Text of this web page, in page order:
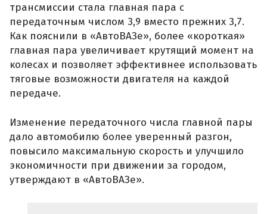
трансмиссии стала главная пара с
передаточным числом 3,9 вместо прежних 3,7.
Как пояснили в «АвтоВАЗе», более «короткая»
главная пара увеличивает крутящий момент на
колесах и позволяет эффективнее использовать
тяговые возможности двигателя на каждой
передаче.
Изменение передаточного числа главной пары
дало автомобилю более уверенный разгон,
повысило максимальную скорость и улучшило
экономичности при движении за городом,
утверждают в «АвтоВАЗе».